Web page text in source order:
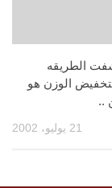
الطريقه
الوزن هو
..
21 يوليو، 2002